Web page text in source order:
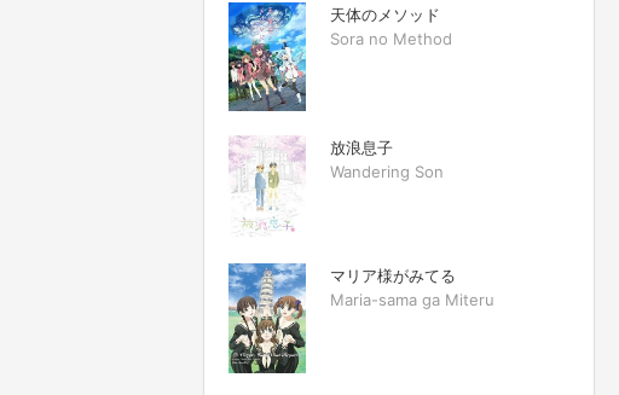
天体のメソッド
Sora no Method
放浪息子
Wandering Son
マリア様がみてる
Maria-sama ga Miteru